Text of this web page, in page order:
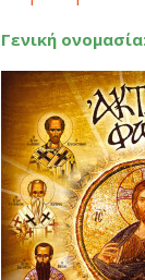
Γενική